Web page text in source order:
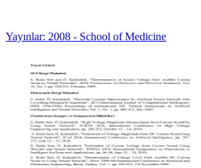
Yayınlar: 2008 - School of Medicine